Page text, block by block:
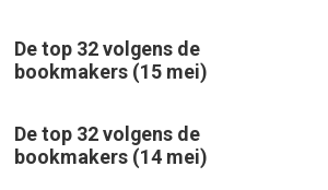
De top 32 volgens de
bookmakers (15 mei)
De top 32 volgens de
bookmakers (14 mei)